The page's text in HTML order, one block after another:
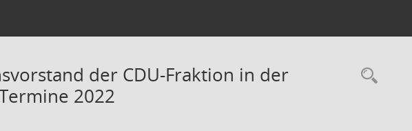
der CDU-Fraktion in der
2022